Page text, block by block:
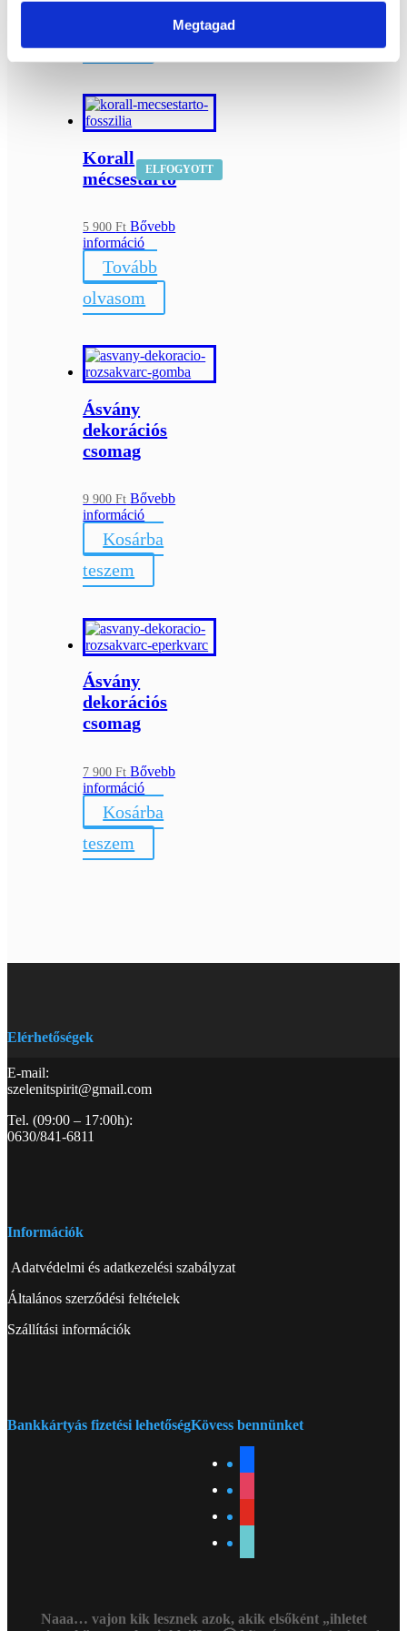
Megtagad
teszem
ELFOGYOTT
Korall
mécsestartó
5 900Ft Bővebb
információ
Tovább
olvasom
Ásvány
dekorációs
csomag
9 900Ft Bővebb
információ
Kosárba
teszem
Ásvány
dekorációs
csomag
7 900Ft Bővebb
információ
Kosárba
teszem
Elérhetőségek
E-mail:
szelenitspirit@gmail.com
Tel. (09:00 – 17:00h):
0630/841-6811
Információk
Adatvédelmi és adatkezelési szabályzat
Általános szerződési feltételek
Szállítási információk
Bankkártyás fizetési lehetőségKövess bennünket
Naaa… vajon kik lesznek azok, akik elsőként „ihletet